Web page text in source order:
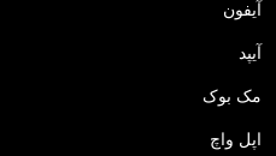
آیفون
آیپد
مک بوک
اپل واچ